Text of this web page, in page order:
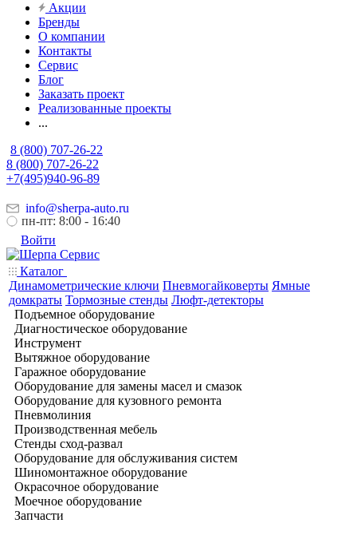
Акции
Бренды
О компании
Контакты
Сервис
Блог
Заказать проект
Реализованные проекты
...
8 (800) 707-26-22
8 (800) 707-26-22
+7(495)940-96-89
info@sherpa-auto.ru
пн-пт: 8:00 - 16:40
Войти
Каталог
Динамометрические ключи Пневмогайковерты Ямные
домкраты Тормозные стенды Люфт-детекторы
Подъемное оборудование
Диагностическое оборудование
Инструмент
Вытяжное оборудование
Гаражное оборудование
Оборудование для замены масел и смазок
Оборудование для кузовного ремонта
Пневмолиния
Производственная мебель
Стенды сход-развал
Оборудование для обслуживания систем
Шиномонтажное оборудование
Окрасочное оборудование
Моечное оборудование
Запчасти